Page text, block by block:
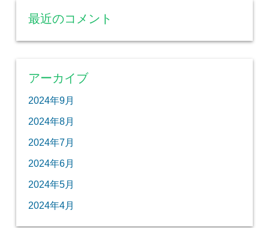
最近のコメント
アーカイブ
2024年9月
2024年8月
2024年7月
2024年6月
2024年5月
2024年4月